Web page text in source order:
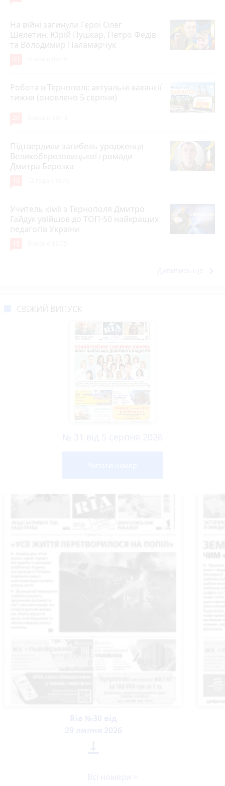
На війні загинули Герої Олег
Шелетин, Юрій Пушкар, Петро Федів
та Володимир Паламарчук
Робота в Тернополі: актуальні вакансії
тижня (оновлено 5 серпня)
Підтвердили загибель уродженця
Великоберезовицької громади
Дмитра Березка
Учитель хімії з Тернополя Дмитро
Гайдук увійшов до ТОП-50 найкращих
педагогів України